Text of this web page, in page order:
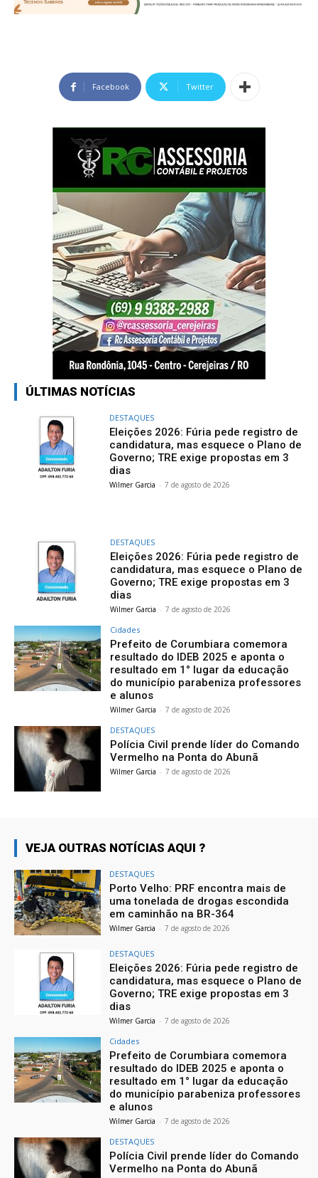
Facebook Twitter
ÚLTIMAS NOTÍCIAS
DESTAQUES
Eleições 2026: Fúria pede registro de
candidatura, mas esquece o Plano de
Governo; TRE exige propostas em 3
dias
Wilmer Garcia - 7 de agosto de 2026
DESTAQUES
Eleições 2026: Fúria pede registro de
candidatura, mas esquece o Plano de
Governo; TRE exige propostas em 3
dias
Wilmer Garcia - 7 de agosto de 2026
Cidades
Prefeito de Corumbiara comemora
resultado do IDEB 2025 e aponta o
resultado em 1° lugar da educação
do município parabeniza professores
e alunos
Wilmer Garcia - 7 de agosto de 2026
DESTAQUES
Polícia Civil prende líder do Comando
Vermelho na Ponta do Abunã
Wilmer Garcia - 7 de agosto de 2026
VEJA OUTRAS NOTÍCIAS AQUI ?
DESTAQUES
Porto Velho: PRF encontra mais de
uma tonelada de drogas escondida
em caminhão na BR-364
Wilmer Garcia - 7 de agosto de 2026
DESTAQUES
Eleições 2026: Fúria pede registro de
candidatura, mas esquece o Plano de
Governo; TRE exige propostas em 3
dias
Wilmer Garcia - 7 de agosto de 2026
Cidades
Prefeito de Corumbiara comemora
resultado do IDEB 2025 e aponta o
resultado em 1° lugar da educação
do município parabeniza professores
e alunos
Wilmer Garcia - 7 de agosto de 2026
DESTAQUES
Polícia Civil prende líder do Comando
Vermelho na Ponta do Abunã